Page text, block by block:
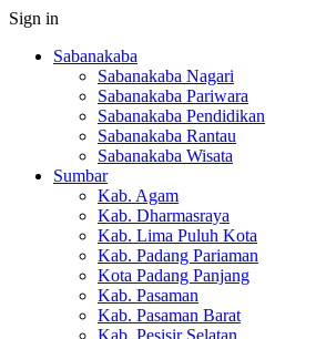
Sign in
Sabanakaba
Sabanakaba Nagari
Sabanakaba Pariwara
Sabanakaba Pendidikan
Sabanakaba Rantau
Sabanakaba Wisata
Sumbar
Kab. Agam
Kab. Dharmasraya
Kab. Lima Puluh Kota
Kab. Padang Pariaman
Kota Padang Panjang
Kab. Pasaman
Kab. Pasaman Barat
Kab. Pesisir Selatan